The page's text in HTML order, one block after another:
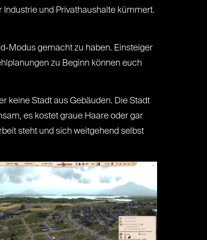
und Privathaushalte kümmert.
Modus gemacht zu haben. Einsteiger
zu Beginn können euch
keine Stadt aus Gebäuden. Die Stadt
es kostet graue Haare oder gar
steht und sich weitgehend selbst